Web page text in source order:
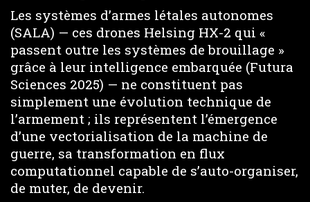
Les systèmes d’armes létales autonomes
(SALA) — ces drones Helsing HX-2 qui «
passent outre les systèmes de brouillage »
grâce à leur intelligence embarquée (Futura
Sciences 2025) — ne constituent pas
simplement une évolution technique de
l’armement ; ils représentent l’émergence
d’une vectorialisation de la machine de
guerre, sa transformation en flux
computationnel capable de s’auto-organiser,
de muter, de devenir.